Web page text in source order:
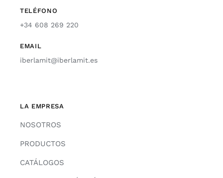
TELÉFONO
+34 608 269 220
EMAIL
iberlamit@iberlamit.es
LA EMPRESA
NOSOTROS
PRODUCTOS
CATÁLOGOS